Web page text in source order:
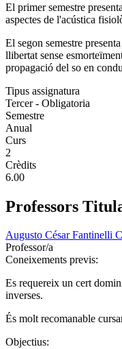
El primer semestre
aspectes de l'acústica
El segon semestre
llibertat sense
propagació del so en
Tipus assignatura
Tercer - Obligatoria
Semestre
Anual
Curs
2
Crèdits
6.00
Professors
Augusto César Fantinelli
Professor/a
Coneixements previs:
Es requereix un cert
inverses.
És molt recomanable
Objectius: